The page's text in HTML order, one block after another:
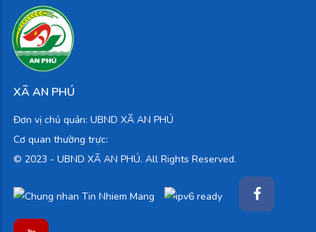
XÃ AN PHÚ
Đơn vị chủ quản: UBND XÃ AN PHÚ
Cơ quan thường trực:
© 2023 - UBND XÃ AN PHÚ. All Rights Reserved.